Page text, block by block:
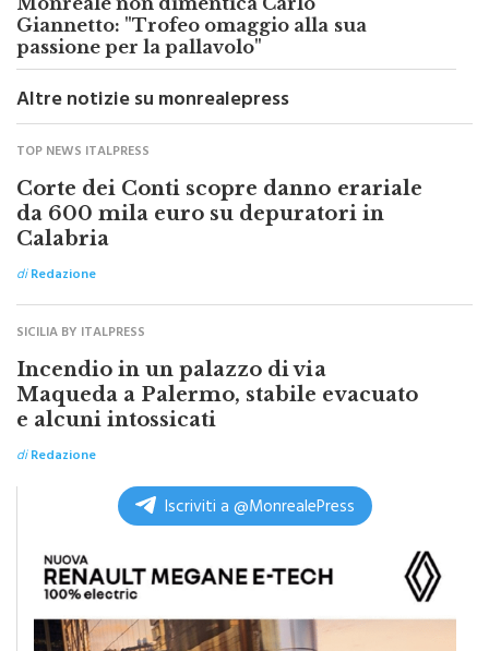
Monreale non dimentica Carlo
Giannetto: "Trofeo omaggio alla sua
passione per la pallavolo"
Altre notizie su monrealepress
TOP NEWS ITALPRESS
Corte dei Conti scopre danno erariale
da 600 mila euro su depuratori in
Calabria
diRedazione
SICILIA BY ITALPRESS
Incendio in un palazzo di via
Maqueda a Palermo, stabile evacuato
e alcuni intossicati
di